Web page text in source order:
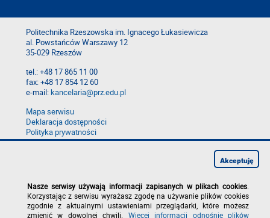
Politechnika Rzeszowska im. Ignacego Łukasiewicza
al. Powstańców Warszawy 12
35-029 Rzeszów
tel.: +48 17 865 11 00
fax: +48 17 854 12 60
e-mail:kancelaria@prz.edu.pl
Mapa serwisu
Deklaracja dostępności
Polityka prywatności
Zgłoś błąd na stronie
Nasze serwisy używają informacji zapisanych w plikach cookies
Korzystając z serwisu wyrażasz zgodę na używanie plików cookies
zgodnie z aktualnymi ustawieniami przeglądarki, które możesz
zmienić w dowolnej chwili. Więcej informacji odnośnie plików
Akceptuję